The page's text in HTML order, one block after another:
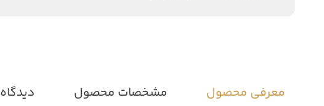
معرفی محصول مشخصات محصول دیدگاه